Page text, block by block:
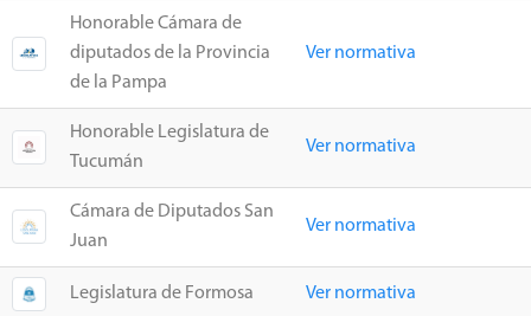
Honorable Cámara de
diputados de la Provincia
de la Pampa
Ver normativa
Honorable Legislatura de
Tucumán
Ver normativa
Cámara de Diputados San
Juan
Ver normativa
Legislatura de Formosa Ver normativa